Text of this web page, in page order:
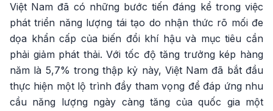
Việt Nam đã có những bước tiến đáng kể trong việc
phát triển năng lượng tái tạo do nhận thức rõ mối đe
dọa khẩn cấp của biến đổi khí hậu và mục tiêu cần
phải giảm phát thải. Với tốc độ tăng trưởng kép hàng
năm là 5,7% trong thập kỷ này, Việt Nam đã bắt đầu
thực hiện một lộ trình đầy tham vọng để đáp ứng nhu
cầu năng lượng ngày càng tăng của quốc gia một